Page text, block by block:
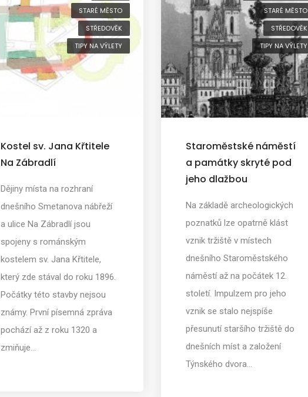
STARÉ MĚSTO
STŘEDOVĚK
TIPY NA VÝLETY
Kostel sv. Jana Křtitele
Na Zábradlí
Dějiny místa na rozhraní
dnešního Smetanova nábřeží
a ulice Na Zábradlí jsou
spojeny s románským
kostelem sv. Jana Křtitele,
který zde stával do roku 1896.
Počátky této stavby nejsou
známy. První písemná zpráva
pochází až z roku 1320 a
zmiňuje…
STARÉ MĚSTO
STŘEDOVĚK
TIPY NA VÝLETY
Staroměstské náměstí
a památky skryté pod
jeho dlažbou
Na základě archeologických
poznatků lze opatrně klást
vznik tržiště v místech
dnešního Staroměstského
náměstí až na počátek 12.
století. Impulzem pro jeho
vznik se stalo nejspíše
přesunutí staršího tržiště do
dnešních míst a založení
Týnského dvora…